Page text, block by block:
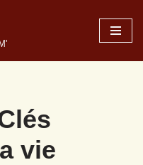
vie